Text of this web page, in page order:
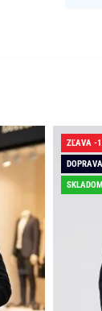
ZĽAVA -
SKLADOM